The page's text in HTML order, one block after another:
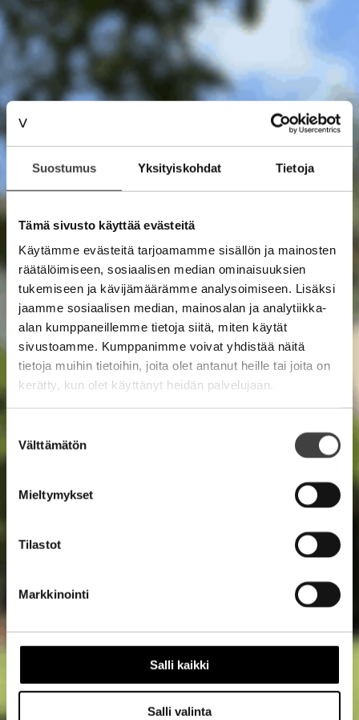
Suostumus Yksityiskohdat Tietoja
Tämä sivusto käyttää evästeitä
Käytämme evästeitä tarjoamamme sisällön ja mainosten
räätälöimiseen, sosiaalisen median ominaisuuksien
tukemiseen ja kävijämäärämme analysoimiseen. Lisäksi
jaamme sosiaalisen median, mainosalan ja analytiikka-
alan kumppaneillemme tietoja siitä, miten käytät
sivustoamme. Kumppanimme voivat yhdistää näitä
tietoja muihin tietoihin, joita olet antanut heille tai joita on
kerätty, kun olet käyttänyt heidän palvelujaan.
valinta
Välttämätön
Mieltymykset
Tilastot
Markkinointi
Salli kaikki
Salli valinta